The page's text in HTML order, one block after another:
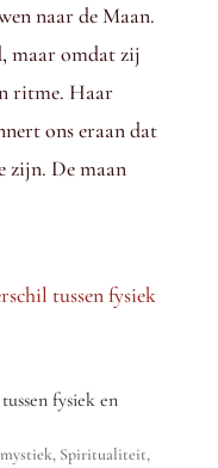
naar de Maan.
maar omdat zij
ritme. Haar
ons eraan dat
zijn. De maan
fysiek en
, Spiritualiteit,